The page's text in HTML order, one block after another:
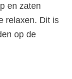
en zaten
relaxen. Dit is
op de